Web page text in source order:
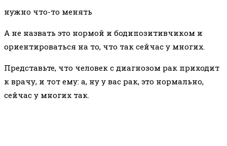
нужно что-то менять
А не назвать это нормой и бодипозитивчиком и
ориентироваться на то, что так сейчас у многих.
Представьте, что человек с диагнозом рак приходит
к врачу, и тот ему: а, ну у вас рак, это нормально,
сейчас у многих так.